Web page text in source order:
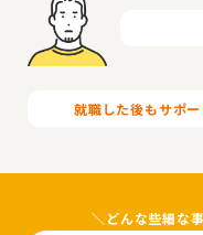
就職した後もサポ
＼どんな些細な